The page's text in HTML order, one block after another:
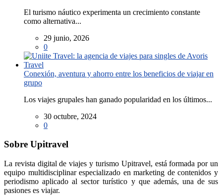
El turismo náutico experimenta un crecimiento constante
como alternativa...
29 junio, 2026
0
Conexión, aventura y ahorro entre los beneficios de viajar en
grupo
Los viajes grupales han ganado popularidad en los últimos...
30 octubre, 2024
0
Sobre Upitravel
La revista digital de viajes y turismo Upitravel, está formada por un
equipo multidisciplinar especializado en marketing de contenidos y
periodismo aplicado al sector turístico y que además, una de sus
pasiones es viajar.